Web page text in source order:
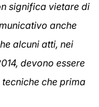
significa vietare di
anche
alcuni atti, nei
devono essere
che prima